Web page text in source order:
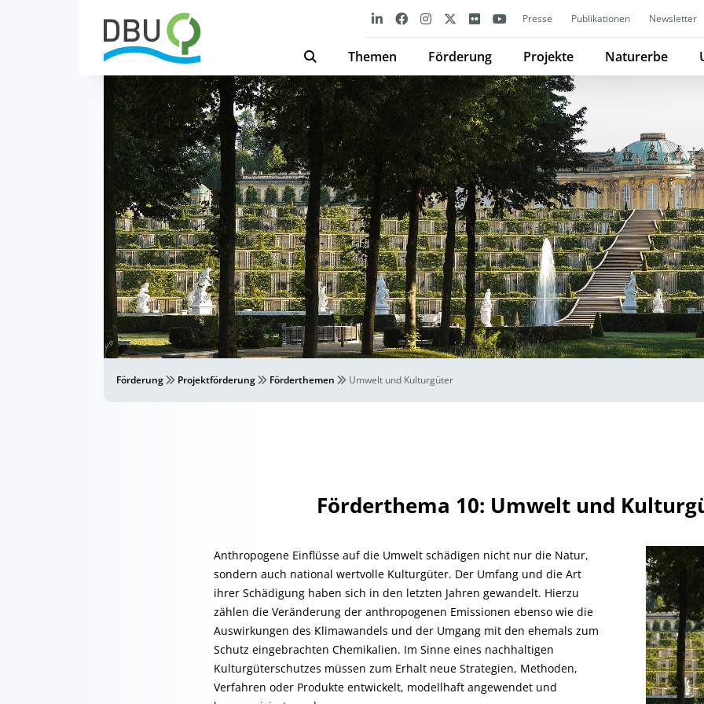
Presse Publikationen Newsletter
Themen Förderung Projekte Naturerbe
Förderung Projektförderung Förderthemen Umwelt und Kulturgüter
Förderthema 10: Umwelt und
Anthropogene Einflüsse auf die Umwelt schädigen nicht nur die Natur,
sondern auch national wertvolle Kulturgüter. Der Umfang und die Art
ihrer Schädigung haben sich in den letzten Jahren gewandelt. Hierzu
zählen die Veränderung der anthropogenen Emissionen ebenso wie die
Auswirkungen des Klimawandels und der Umgang mit den ehemals zum
Schutz eingebrachten Chemikalien. Im Sinne eines nachhaltigen
Kulturgüterschutzes müssen zum Erhalt neue Strategien, Methoden,
Verfahren oder Produkte entwickelt, modellhaft angewendet und